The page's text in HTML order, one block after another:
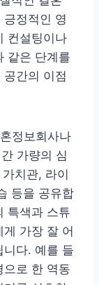
정적인 영
컨설팅이나
같은 단계를
간의 이점
정보회사나
가량의 심
치관, 라이
등을 공유합
특색과 스튜
가장 잘 어
니다. 예를 들
으로 한 역동